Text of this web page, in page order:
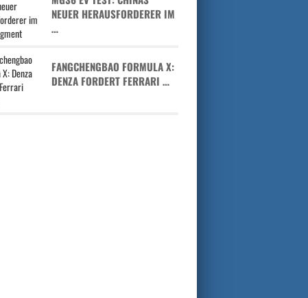
NEUER HERAUSFORDERER IM
…
FANGCHENGBAO FORMULA X:
DENZA FORDERT FERRARI …